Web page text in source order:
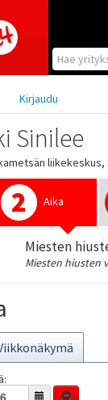
Kirjaudu
Sinilee
liikekeskus,
2 Aika
Miesten
Miesten hiusten